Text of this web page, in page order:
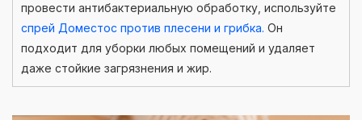
провести антибактериальную обработку, используйте
спрей Доместос против плесени и грибка. Он
подходит для уборки любых помещений и удаляет
даже стойкие загрязнения и жир.